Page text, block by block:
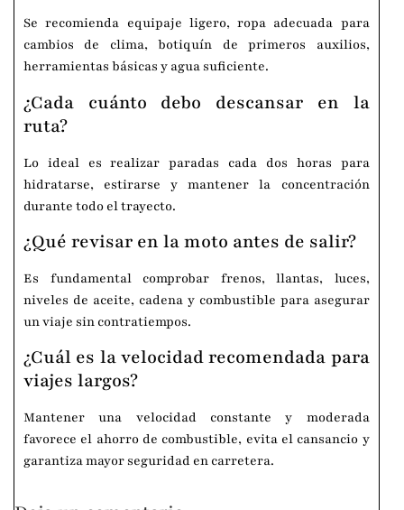
Se recomienda equipaje ligero, ropa adecuada para
cambios de clima, botiquín de primeros auxilios,
herramientas básicas y agua suficiente.
¿Cada cuánto debo descansar en la
ruta?
Lo ideal es realizar paradas cada dos horas para
hidratarse, estirarse y mantener la concentración
durante todo el trayecto.
¿Qué revisar en la moto antes de salir?
Es fundamental comprobar frenos, llantas, luces,
niveles de aceite, cadena y combustible para asegurar
un viaje sin contratiempos.
¿Cuál es la velocidad recomendada para
viajes largos?
Mantener una velocidad constante y moderada
favorece el ahorro de combustible, evita el cansancio y
garantiza mayor seguridad en carretera.